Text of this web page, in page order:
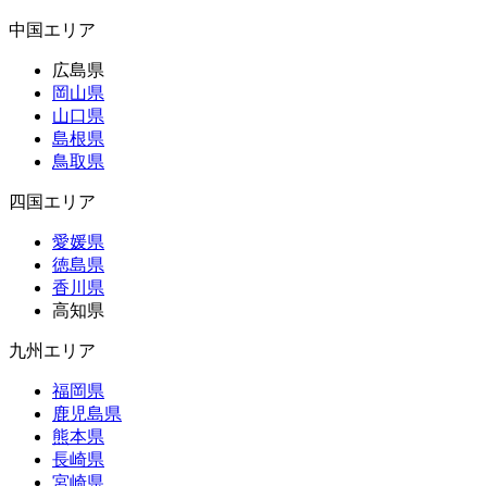
中国エリア
広島県
岡山県
山口県
島根県
鳥取県
四国エリア
愛媛県
徳島県
香川県
高知県
九州エリア
福岡県
鹿児島県
熊本県
長崎県
宮崎県